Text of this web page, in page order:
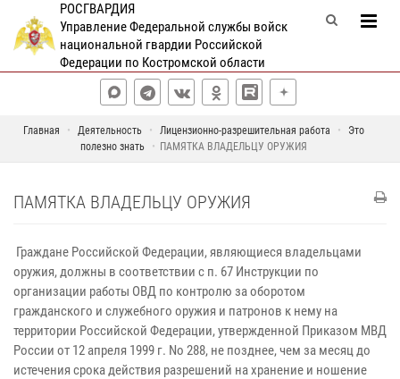
РОСГВАРДИЯ
Управление Федеральной службы войск
национальной гвардии Российской
Федерации по Костромской области
Главная Деятельность Лицензионно-разрешительная работа
Это
полезно знать
ПАМЯТКА ВЛАДЕЛЬЦУ ОРУЖИЯ
ПАМЯТКА ВЛАДЕЛЬЦУ ОРУЖИЯ
Граждане Российской Федерации, являющиеся владельцами
оружия, должны в соответствии с п. 67 Инструкции по
организации работы ОВД по контролю за оборотом
гражданского и служебного оружия и патронов к нему на
территории Российской Федерации, утвержденной Приказом МВД
России от 12 апреля 1999 г. No 288, не позднее, чем за месяц до
истечения срока действия разрешений на хранение и ношение